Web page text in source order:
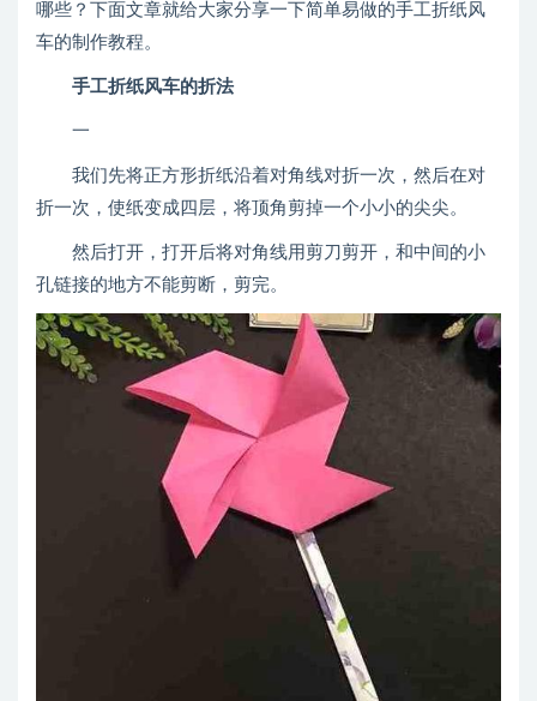
哪些？下面文章就给大家分享一下简单易做的手工折纸风
车的制作教程。
手工折纸风车的折法
一
我们先将正方形折纸沿着对角线对折一次，然后在对
折一次，使纸变成四层，将顶角剪掉一个小小的尖尖。
然后打开，打开后将对角线用剪刀剪开，和中间的小
孔链接的地方不能剪断，剪完。